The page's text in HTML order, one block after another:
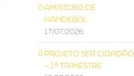
AMISTOSO DE
HANDEBOL
17/07/2026
PROJETO SER CIDADÃO
– 1º TRIMESTRE